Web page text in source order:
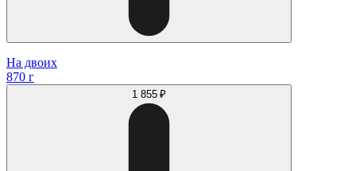
На двоих
870 г
1 855 ₽